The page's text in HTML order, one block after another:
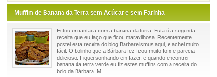
Muffim de Banana da Terra sem Açúcar e sem Farinha
Estou encantada com a banana da terra. Esta é a segunda
receita que eu faço que ficou maravilhosa. Recentemente
postei esta receita do blog Barbarelismus aqui, e achei muito
fácil. O bolinho que a Bárbara fez ficou muito fofo e parecia
delicioso. Fiquei sonhando em fazer, e quando encontrei
banana da terra verde eu fiz estes muffins com a receita do
bolo da Bárbara. M...